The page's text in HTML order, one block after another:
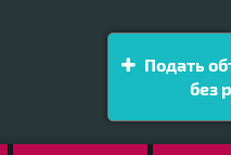
Подать
без